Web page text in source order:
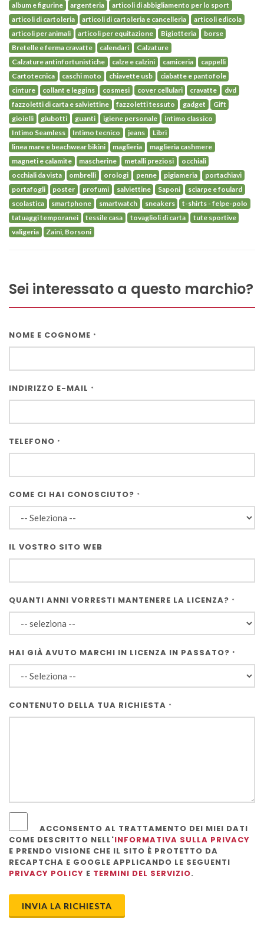
album e figurine
argenteria
articoli di abbigliamento per lo sport
articoli di cartoleria
articoli di cartoleria e cancelleria
articoli edicola
articoli per animali
articoli per equitazione Bigiotteria
borse
Bretelle e ferma cravatte
calendari
Calzature
Calzature antinfortunistiche
calze e calzini camiceria
cappelli
Cartotecnica
caschi moto chiavette usb
ciabatte e pantofole
cinture
collant e leggins cosmesi cover cellulari cravatte
dvd
fazzoletti di carta e salviettine
fazzoletti tessuto gadget
Gift
gioielli
giubotti guanti igiene personale
intimo classico
Intimo Seamless
Intimo tecnico jeans
Libri
linea mare e beachwear bikini
maglieria
maglieria cashmere
magneti e calamite
mascherine metalli preziosi
occhiali
occhiali da vista
ombrelli orologi penne pigiameria
portachiavi
portafogli
poster profumi salviettine Saponi
sciarpe e foulard
scolastica
smartphone smartwatch sneakers
t-shirts - felpe-polo
tatuaggi temporanei
tessile casa tovaglioli di carta
tute sportive
valigeria
Zaini, Borsoni
Sei interessato a questo marchio?
NOME E COGNOME *
INDIRIZZO E-MAIL *
TELEFONO *
COME CI HAI CONOSCIUTO? *
IL VOSTRO SITO WEB
QUANTI ANNI VORRESTI MANTENERE LA LICENZA? *
HAI GIÀ AVUTO MARCHI IN LICENZA IN PASSATO? *
CONTENUTO DELLA TUA RICHIESTA *
ACCONSENTO AL TRATTAMENTO DEI MIEI DATI
COME DESCRITTO NELL'INFORMATIVA SULLA PRIVACY
E PRENDO VISIONE CHE IL SITO È PROTETTO DA
RECAPTCHA E GOOGLE APPLICANDO LE SEGUENTI
PRIVACY POLICY E TERMINI DEL SERVIZIO.
INVIA LA RICHIESTA